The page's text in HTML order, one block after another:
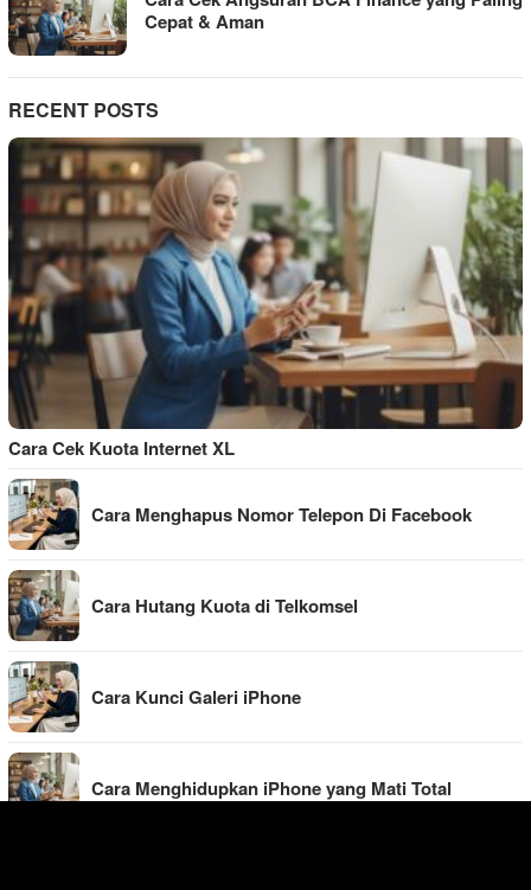
Cepat & Aman
RECENT POSTS
Cara Cek Kuota Internet XL
Cara Menghapus Nomor Telepon Di Facebook
Cara Hutang Kuota di Telkomsel
Cara Kunci Galeri iPhone
Cara Menghidupkan iPhone yang Mati Total